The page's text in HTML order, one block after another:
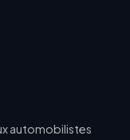
automobilistes